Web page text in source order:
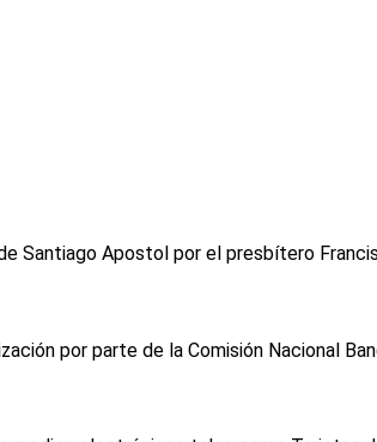
Santiago Apostol por el presbítero
por parte de la Comisión Nacional